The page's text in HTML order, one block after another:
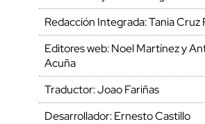
Redacción Integrada: Tania Cruz
Editores web: Noel Martínez y
Acuña
Traductor: Joao Fariñas
Desarrollador: Ernesto Castillo